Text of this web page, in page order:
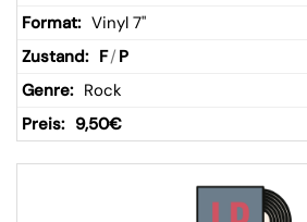
Vinyl 7"
F/ P
Rock
9,50€